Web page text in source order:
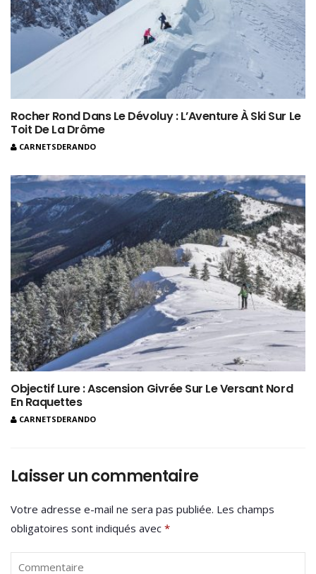
Rocher Rond Dans Le Dévoluy : L’Aventure À Ski Sur Le
Toit De La Drôme
CARNETSDERANDO
Objectif Lure : Ascension Givrée Sur Le Versant Nord
En Raquettes
CARNETSDERANDO
Laisser un commentaire
Votre adresse e-mail ne sera pas publiée. Les champs
obligatoires sont indiqués avec *